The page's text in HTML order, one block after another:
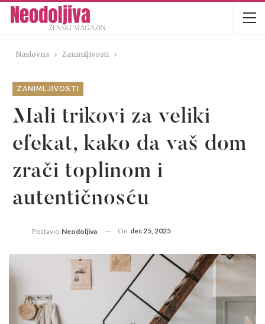
Naslovna Zanimljivosti
ZANIMLJIVOSTI
Mali trikovi za veliki
efekat, kako da vaš dom
zrači toplinom i
autentičnosću
Postavio Neodoljiva On dec 25, 2025